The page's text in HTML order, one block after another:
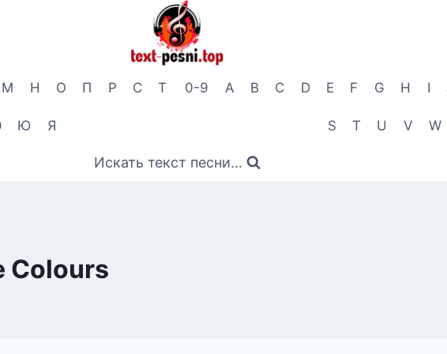
М Н О П Р С Т
Ю Я
0-9 A B C D E F G H I
S T U V W
Искать текст песни...
Colours